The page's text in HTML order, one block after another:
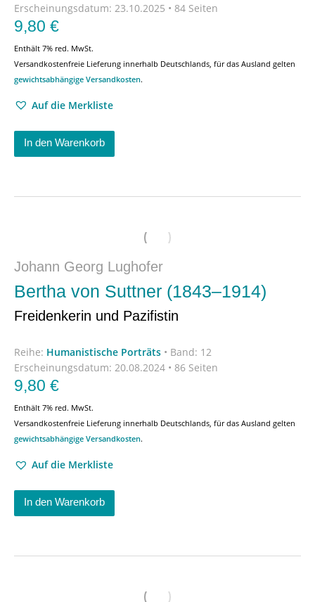
Erscheinungsdatum: 23.10.2025 • 84 Seiten
9,80 €
Enthält 7% red. MwSt.
Versandkostenfreie Lieferung innerhalb Deutschlands, für das Ausland gelten
gewichtsabhängige Versandkosten.
Auf die Merkliste
In den Warenkorb
Johann Georg Lughofer
Bertha von Suttner (1843–1914)
Freidenkerin und Pazifistin
Reihe: Humanistische Porträts • Band: 12
Erscheinungsdatum: 20.08.2024 • 86 Seiten
9,80 €
Enthält 7% red. MwSt.
Versandkostenfreie Lieferung innerhalb Deutschlands, für das Ausland gelten
gewichtsabhängige Versandkosten.
Auf die Merkliste
In den Warenkorb